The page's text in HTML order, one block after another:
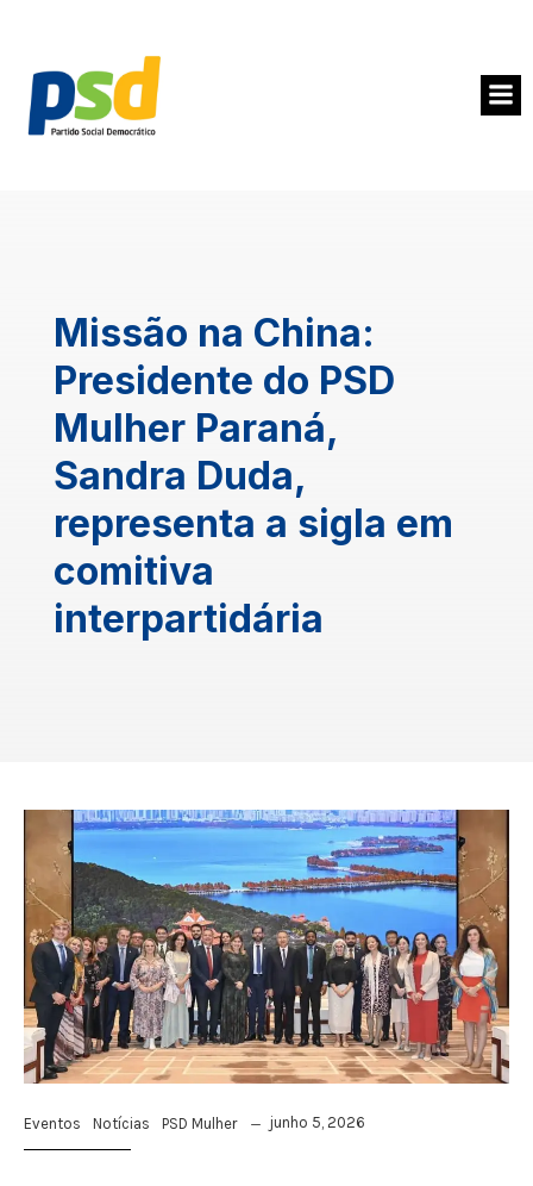
Missão na China:
Presidente do PSD
Mulher Paraná,
Sandra Duda,
representa a sigla em
comitiva
interpartidária
Eventos Notícias PSD Mulher junho 5, 2026